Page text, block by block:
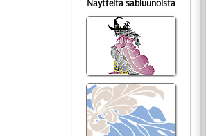
Näytteitä sabluunoista